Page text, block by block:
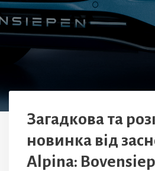
Загадкова та
новинка від
Alpina: